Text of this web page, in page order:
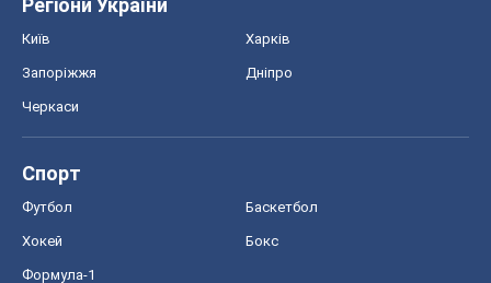
Регіони України
Київ Харків
Запоріжжя Дніпро
Черкаси
Спорт
Футбол Баскетбол
Хокей Бокс
Формула-1